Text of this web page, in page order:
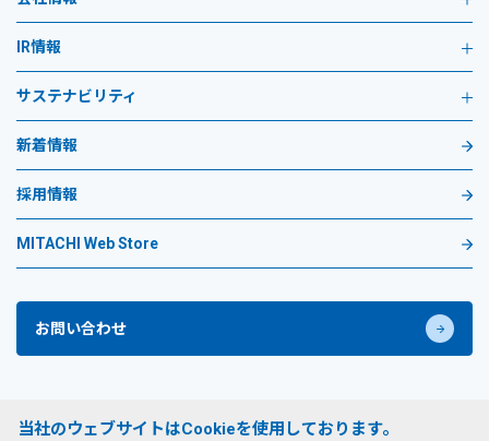
IR情報
サステナビリティ
新着情報
採用情報
MITACHI Web Store
お問い合わせ
当社のウェブサイトはCookieを使用しております。